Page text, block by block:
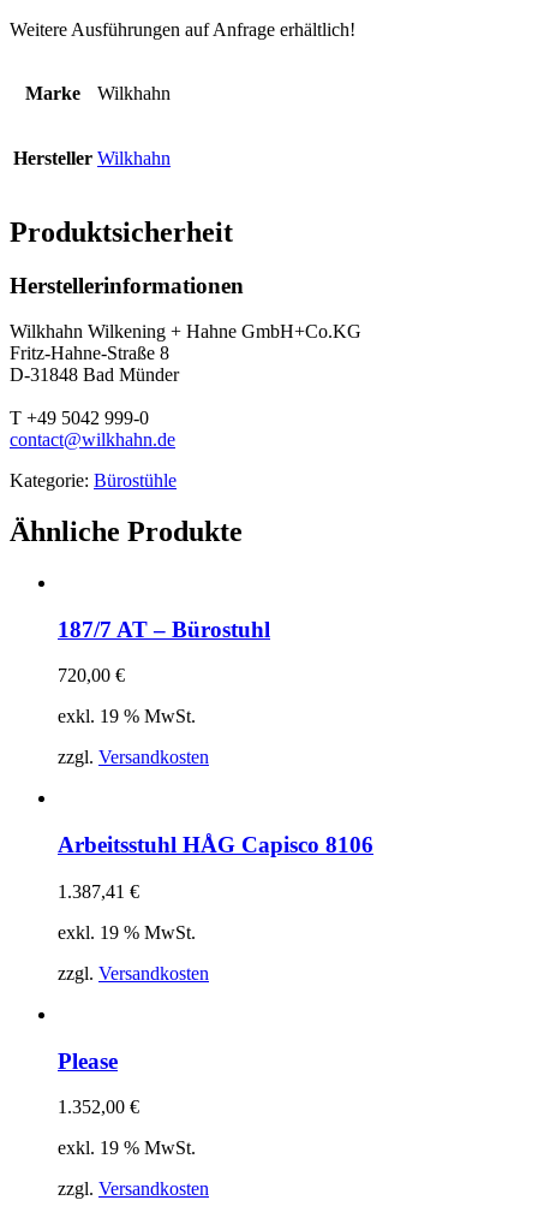
Weitere Ausführungen auf Anfrage erhältlich!
Marke Wilkhahn
Hersteller Wilkhahn
Produktsicherheit
Herstellerinformationen
Wilkhahn Wilkening + Hahne GmbH+Co.KG
Fritz-Hahne-Straße 8
D-31848 Bad Münder
T +49 5042 999-0
contact@wilkhahn.de
Kategorie: Bürostühle
Ähnliche Produkte
187/7 AT – Bürostuhl
720,00 €
exkl. 19 % MwSt.
zzgl. Versandkosten
Arbeitsstuhl HÅG Capisco 8106
1.387,41 €
exkl. 19 % MwSt.
zzgl. Versandkosten
Please
1.352,00 €
exkl. 19 % MwSt.
zzgl. Versandkosten